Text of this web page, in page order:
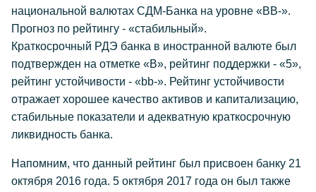
национальной валютах СДМ-Банка на уровне «BB-».
Прогноз по рейтингу - «стабильный».
Краткосрочный РДЭ банка в иностранной валюте был
подтвержден на отметке «В», рейтинг поддержки - «5»,
рейтинг устойчивости - «bb-». Рейтинг устойчивости
отражает хорошее качество активов и капитализацию,
стабильные показатели и адекватную краткосрочную
ликвидность банка.
Напомним, что данный рейтинг был присвоен банку 21
октября 2016 года. 5 октября 2017 года он был также